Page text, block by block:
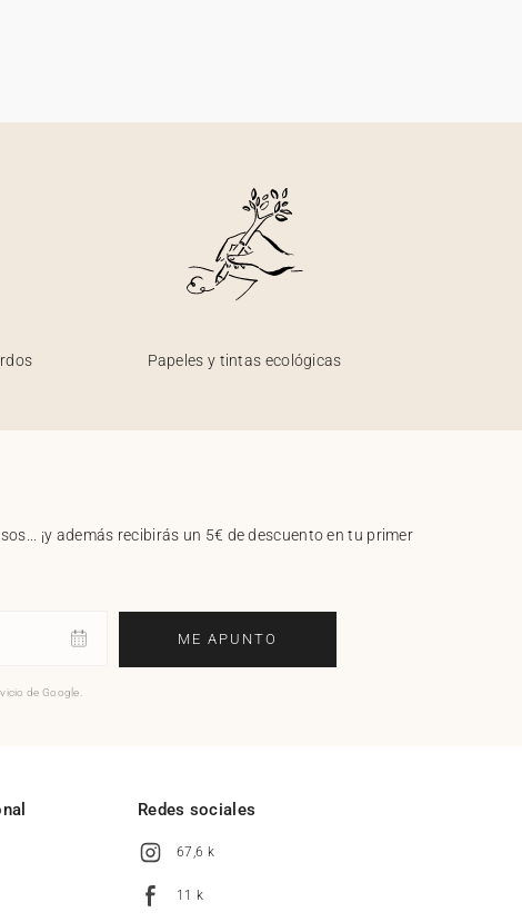
Papeles y tintas ecológicas
¡y además recibirás un 5€ de descuento en tu primer
ME APUNTO
de Google.
Redes sociales
67,6 k
11 k